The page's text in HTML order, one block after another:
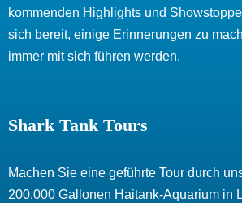
kommenden Highlights und
sich bereit, einige Erinnerungen zu
immer mit sich führen werden.
Shark Tank Tours
Machen Sie eine geführte Tour durch
200.000 Gallonen Haitank-Aquarium in